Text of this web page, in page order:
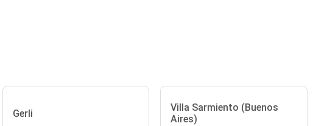
Gerli
Villa Sarmiento (Buenos
Aires)